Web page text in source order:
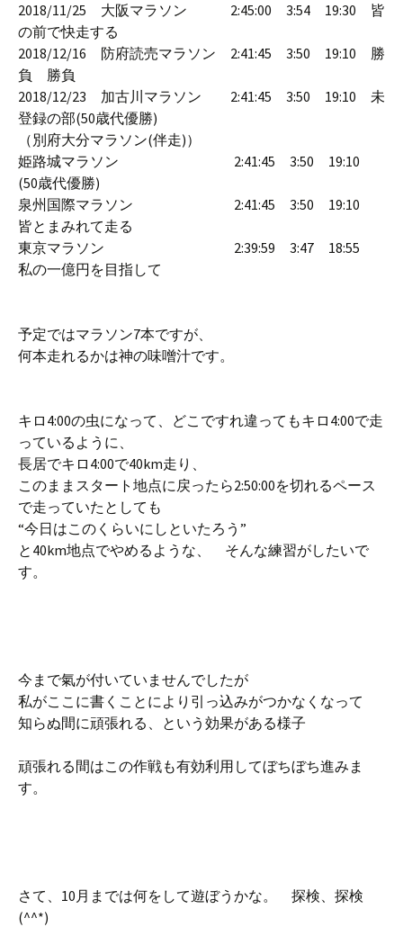
2018/11/25 大阪マラソン 2:45:00 3:54 19:30 皆
の前で快走する
2018/12/16 防府読売マラソン 2:41:45 3:50 19:10 勝
負 勝負
2018/12/23 加古川マラソン 2:41:45 3:50 19:10 未
登録の部(50歳代優勝)
（別府大分マラソン(伴走)）
姫路城マラソン 2:41:45 3:50 19:10
(50歳代優勝)
泉州国際マラソン 2:41:45 3:50 19:10
皆とまみれて走る
東京マラソン 2:39:59 3:47 18:55
私の一億円を目指して
予定ではマラソン7本ですが、
何本走れるかは神の味噌汁です。
キロ4:00の虫になって、どこですれ違ってもキロ4:00で走
っているように、
長居でキロ4:00で40km走り、
このままスタート地点に戻ったら2:50:00を切れるペース
で走っていたとしても
“今日はこのくらいにしといたろう”
と40km地点でやめるような、 そんな練習がしたいで
す。
今まで氣が付いていませんでしたが
私がここに書くことにより引っ込みがつかなくなって
知らぬ間に頑張れる、という効果がある様子
頑張れる間はこの作戦も有効利用してぼちぼち進みま
す。
さて、10月までは何をして遊ぼうかな。 探検、探検
(^^*)